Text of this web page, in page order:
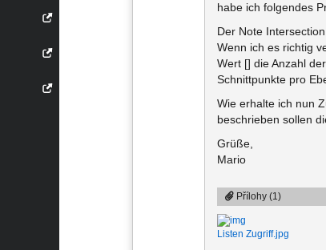
habe ich folgendes
Der Note
Wenn ich es richtig
Wert [] die Anzahl
Schnittpunkte pro
Wie erhalte ich nun
beschrieben sollen
Grüße,
Mario
Přílohy (1)
Listen Zugriff.jpg